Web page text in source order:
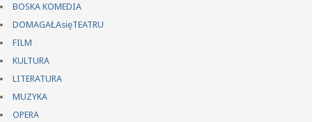
BOSKA KOMEDIA
DOMAGAŁAsięTEATRU
FILM
KULTURA
LITERATURA
MUZYKA
OPERA